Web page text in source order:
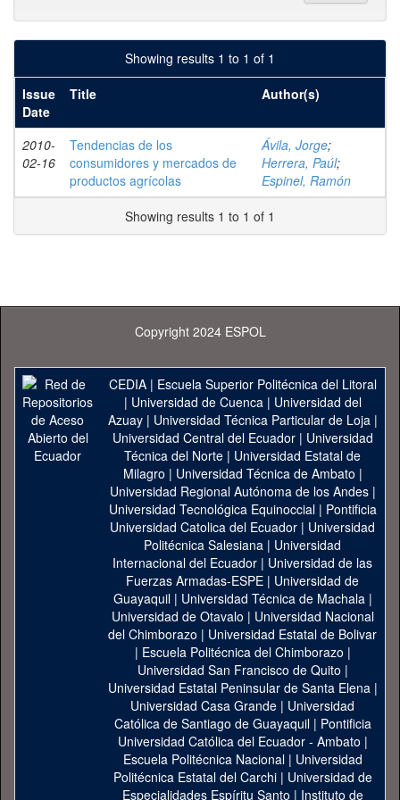
Showing results 1 to 1 of 1
Issue
Date
Title Author(s)
2010-
02-16
Tendencias de los
consumidores y mercados de
productos agrícolas
Ávila, Jorge;
Herrera, Paúl;
Espinel, Ramón
Showing results 1 to 1 of 1
Copyright 2024 ESPOL
CEDIA| Escuela Superior Politécnica del Litoral
| Universidad de Cuenca| Universidad del
Azuay| Universidad Técnica Particular de Loja|
Universidad Central del Ecuador| Universidad
Técnica del Norte | Universidad Estatal de
Milagro | Universidad Técnica de Ambato |
Universidad Regional Autónoma de los Andes|
Universidad Tecnológica Equinoccial| Pontificia
Universidad Catolica del Ecuador | Universidad
Politécnica Salesiana | Universidad
Internacional del Ecuador | Universidad de las
Fuerzas Armadas-ESPE | Universidad de
Guayaquil| Universidad Técnica de Machala|
Universidad de Otavalo | Universidad Nacional
del Chimborazo | Universidad Estatal de Bolivar
| Escuela Politécnica del Chimborazo |
Universidad San Francisco de Quito |
Universidad Estatal Peninsular de Santa Elena|
Universidad Casa Grande | Universidad
Católica de Santiago de Guayaquil| Pontificia
Universidad Católica del Ecuador - Ambato |
Escuela Politécnica Nacional| Universidad
Politécnica Estatal del Carchi| Universidad de
Especialidades Espíritu Santo | Instituto de